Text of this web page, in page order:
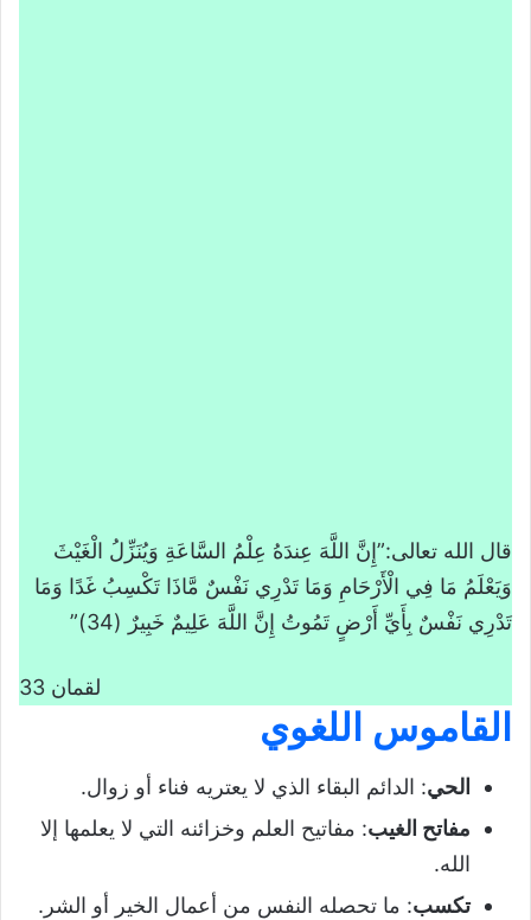
قال الله تعالى:”إِنَّ اللَّهَ عِندَهُ عِلْمُ السَّاعَةِ وَيُنَزِّلُ الْغَيْثَ
وَيَعْلَمُ مَا فِي الْأَرْحَامِ وَمَا تَدْرِي نَفْسٌ مَّاذَا تَكْسِبُ غَدًا وَمَا
تَدْرِي نَفْسٌ بِأَيِّ أَرْضٍ تَمُوتُ إِنَّ اللَّهَ عَلِيمٌ خَبِيرٌ (34)”
لقمان 33
القاموس اللغوي
الحي: الدائم البقاء الذي لا يعتريه فناء أو زوال.
مفاتح الغيب: مفاتيح العلم وخزائنه التي لا يعلمها إلا
الله.
تكسب: ما تحصله النفس من أعمال الخير أو الشر.